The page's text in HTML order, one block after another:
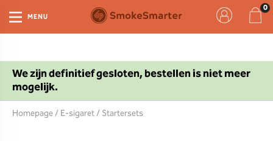
We zijn definitief gesloten, bestellen is niet meer
mogelijk.
MENU
Homepage/E-sigaret/Startersets